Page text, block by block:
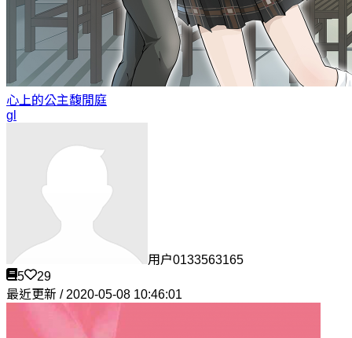
心上的公主馥閒庭
gl
用户0133563165
5
29
最近更新 / 2020-05-08 10:46:01